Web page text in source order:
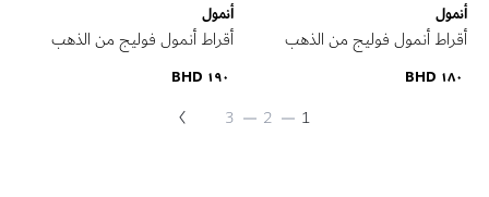
أنمول
أقراط أنمول فوليج من الذهب
١٨٠ BHD
أنمول
أقراط أنمول فوليج من الذهب
١٩٠ BHD
حقيبة
حاليا
1 حقيبة
2 حقيبة
3